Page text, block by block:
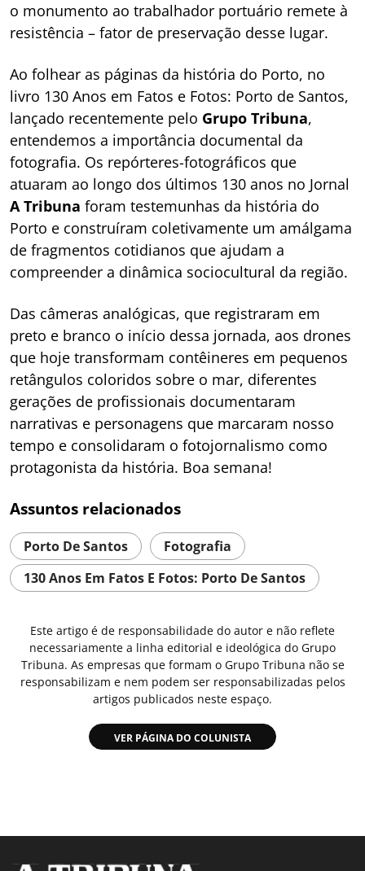
o monumento ao trabalhador portuário remete à
resistência – fator de preservação desse lugar.
Ao folhear as páginas da história do Porto, no
livro 130 Anos em Fatos e Fotos: Porto de Santos,
lançado recentemente pelo Grupo Tribuna,
entendemos a importância documental da
fotografia. Os repórteres-fotográficos que
atuaram ao longo dos últimos 130 anos no Jornal
A Tribuna foram testemunhas da história do
Porto e construíram coletivamente um amálgama
de fragmentos cotidianos que ajudam a
compreender a dinâmica sociocultural da região.
Das câmeras analógicas, que registraram em
preto e branco o início dessa jornada, aos drones
que hoje transformam contêineres em pequenos
retângulos coloridos sobre o mar, diferentes
gerações de profissionais documentaram
narrativas e personagens que marcaram nosso
tempo e consolidaram o fotojornalismo como
protagonista da história. Boa semana!
Assuntos relacionados
Porto De Santos
Fotografia
130 Anos Em Fatos E Fotos: Porto De Santos
Este artigo é de responsabilidade do autor e não reflete
necessariamente a linha editorial e ideológica do Grupo
Tribuna. As empresas que formam o Grupo Tribuna não se
responsabilizam e nem podem ser responsabilizadas pelos
artigos publicados neste espaço.
VER PÁGINA DO COLUNISTA